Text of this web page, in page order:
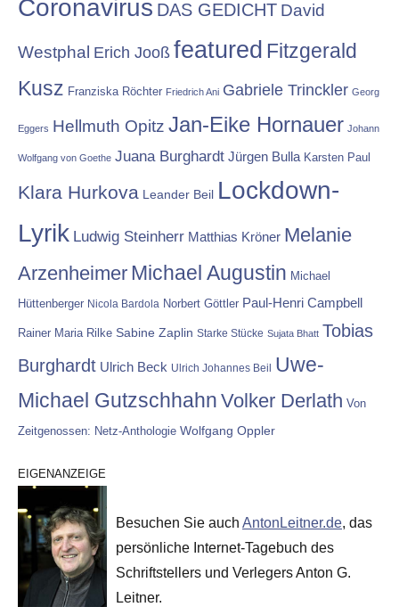
Coronavirus DAS GEDICHT David
Westphal Erich Jooß featured Fitzgerald
Kusz Franziska Röchter Friedrich Ani Gabriele Trinckler Georg
Eggers Hellmuth Opitz Jan-Eike Hornauer Johann
Wolfgang von Goethe Juana Burghardt Jürgen Bulla Karsten Paul
Klara Hurkova Leander Beil Lockdown-
Lyrik Ludwig Steinherr Matthias Kröner Melanie
Arzenheimer Michael Augustin Michael
Hüttenberger Nicola Bardola Norbert Göttler Paul-Henri Campbell
Rainer Maria Rilke Sabine Zaplin Starke Stücke Sujata Bhatt Tobias
Burghardt Ulrich Beck Ulrich Johannes Beil
Uwe-
Michael Gutzschhahn Volker Derlath Von
Zeitgenossen: Netz-Anthologie Wolfgang Oppler
EIGENANZEIGE
Besuchen Sie auch AntonLeitner.de, das
persönliche Internet-Tagebuch des
Schriftstellers und Verlegers Anton G.
Leitner.